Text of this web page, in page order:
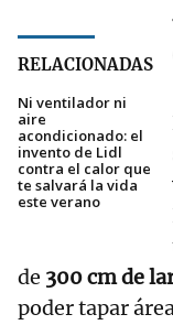
RELACIONADAS
Ni ventilador ni
aire
acondicionado: el
invento de Lidl
contra el calor que
te salvará la vida
este verano
de 300 cm de
poder tapar